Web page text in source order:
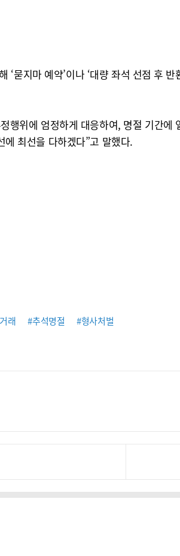
묻지마 예약’이나 ‘대량 좌석 선점 후
행위에 엄정하게 대응하여, 명절 기간
최선을 다하겠다”고 말했다.
래 #추석명절 #형사처벌